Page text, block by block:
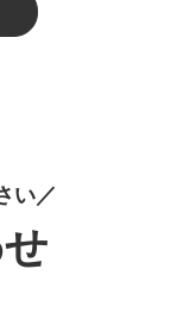
い